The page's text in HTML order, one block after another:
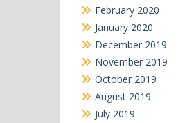
February 2020
January 2020
December 2019
November 2019
October 2019
August 2019
July 2019